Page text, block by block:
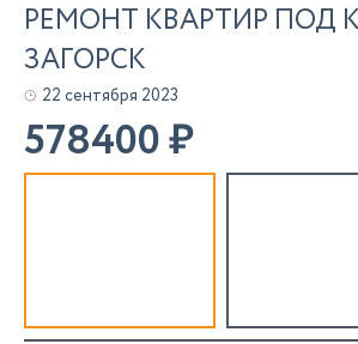
РЕМОНТ КВАРТИР ПОД
ЗАГОРСК
22 сентября 2023
578400₽